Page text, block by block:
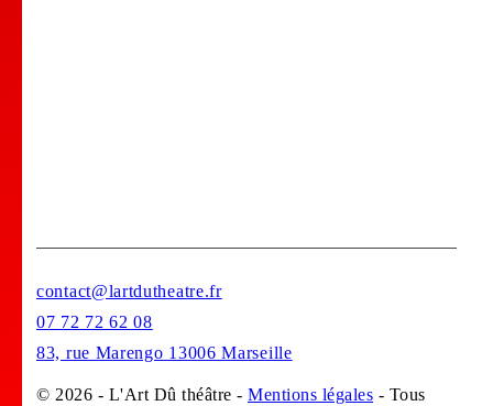
contact@lartdutheatre.fr
07 72 72 62 08
83, rue Marengo 13006 Marseille
© 2026 - L'Art Dû théâtre - Mentions légales - Tous